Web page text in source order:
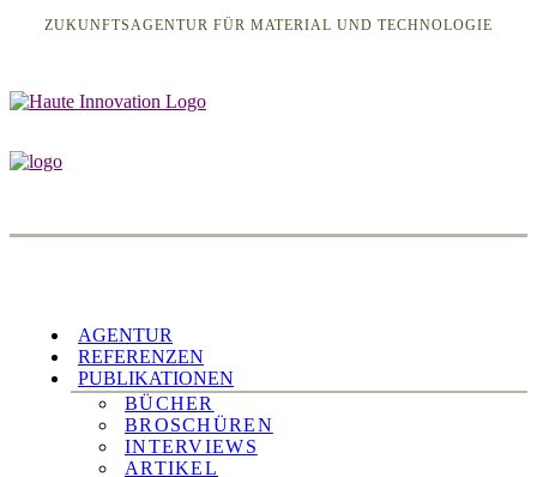
ZUKUNFTSAGENTUR FÜR MATERIAL UND TECHNOLOGIE
AGENTUR
REFERENZEN
PUBLIKATIONEN
BÜCHER
BROSCHÜREN
INTERVIEWS
ARTIKEL